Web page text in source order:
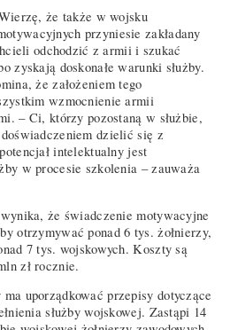
że także w wojsku
przyniesie zakładany
odchodzić z armii i szukać
zyskają doskonałe warunki służby.
że założeniem tego
wzmocnienie armii
– Ci, którzy pozostaną w służbie,
dzielić się z
intelektualny jest
w procesie szkolenia – zauważa
że świadczenie motywacyjne
otrzymywać ponad 6 tys. żołnierzy,
7 tys. wojskowych. Koszty są
zł rocznie.
uporządkować przepisy dotyczące
służby wojskowej. Zastąpi 14